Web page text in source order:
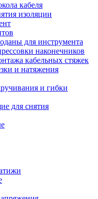
кабеля
изоляции
для инструмента
наконечников
кабельных стяжек
и натяжения
и гибки
для снятия